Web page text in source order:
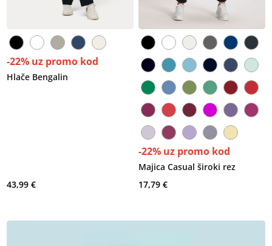
-22% uz promo kod
Hlače Bengalin
43,99 €
-22% uz promo kod
Majica Casual široki rez
17,79 €